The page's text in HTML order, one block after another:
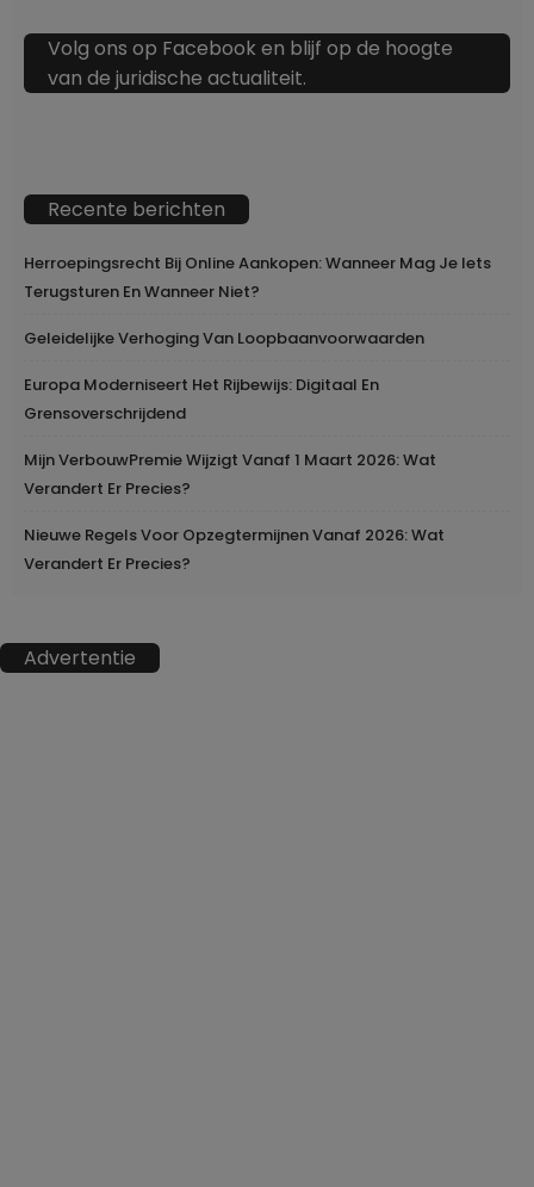
Volg ons op Facebook en blijf op de hoogte
van de juridische actualiteit.
Recente berichten
Herroepingsrecht Bij Online Aankopen: Wanneer Mag Je Iets
Terugsturen En Wanneer Niet?
Geleidelijke Verhoging Van Loopbaanvoorwaarden
Europa Moderniseert Het Rijbewijs: Digitaal En
Grensoverschrijdend
Mijn VerbouwPremie Wijzigt Vanaf 1 Maart 2026: Wat
Verandert Er Precies?
Nieuwe Regels Voor Opzegtermijnen Vanaf 2026: Wat
Verandert Er Precies?
Advertentie